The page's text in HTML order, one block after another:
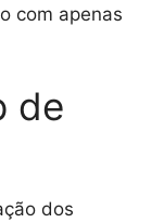
com apenas
de
dos